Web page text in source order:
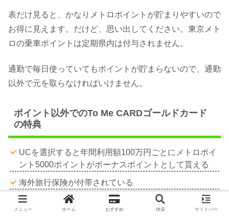
表だけ見ると、かなりメトロポイントが貯まりやすいので
お得に見えます。だけど、思い出してください。東京メト
ロの乗車ポイントは定期県内は付与されません。
通勤で毎日使っていてもポイントが貯まらないので、通勤
以外で元を取らなければいけません。
ポイント以外でのTo Me CARDゴールドカード
の特典
UCを選択すると年間利用額100万円ごとにメトロポイ
ント5000ポイントがボーナスポイントとして貰える
海外旅行保険が付帯されている
海外旅行保険で付帯されている額をみていきましょう。
メニュー ホーム おすすめ 検索 サイドバー